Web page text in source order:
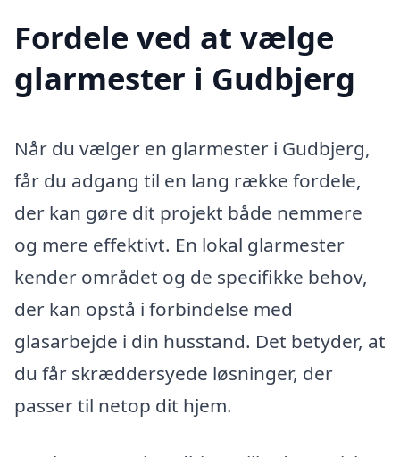
Fordele ved at vælge
glarmester i Gudbjerg
Når du vælger en glarmester i Gudbjerg,
får du adgang til en lang række fordele,
der kan gøre dit projekt både nemmere
og mere effektivt. En lokal glarmester
kender området og de specifikke behov,
der kan opstå i forbindelse med
glasarbejde i din husstand. Det betyder, at
du får skræddersyede løsninger, der
passer til netop dit hjem.